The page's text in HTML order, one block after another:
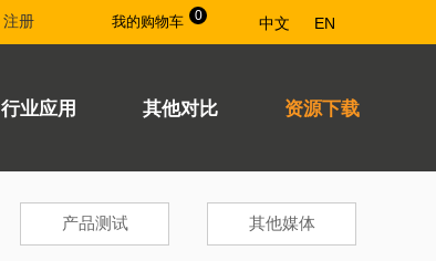
行业应用 其他对比 资源下载
注册 我的购物车 0 中文 EN
产品测试 其他媒体